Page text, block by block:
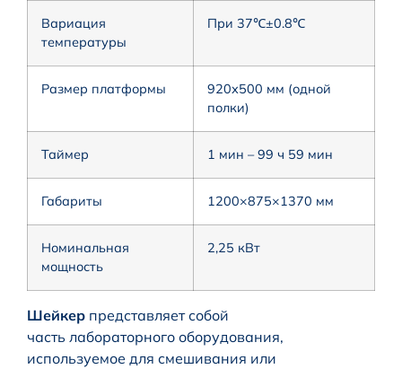
Вариация
температуры
При 37℃±0.8℃
Размер платформы
920х500 мм (одной
полки)
Таймер 1 мин – 99 ч 59 мин
Габариты 1200×875×1370 мм
Номинальная
мощность
2,25 кВт
Шейкер представляет собой
часть лабораторного оборудования,
используемое для смешивания или